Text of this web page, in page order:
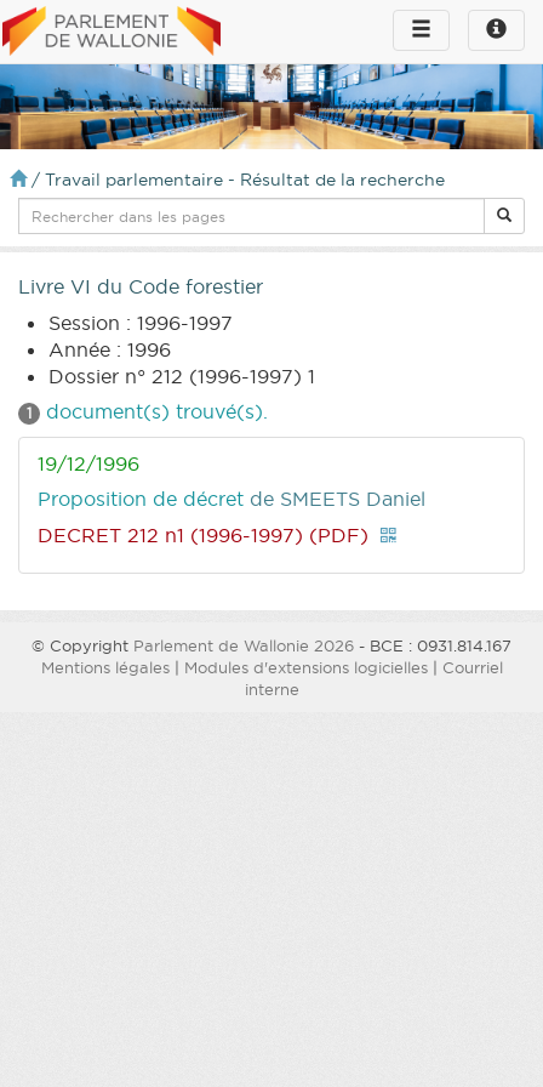
Toggle
infos
Toggle
navigation
/ Travail parlementaire - Résultat de la recherche
Livre VI du Code forestier
Session : 1996-1997
Année : 1996
Dossier n° 212 (1996-1997) 1
1 document(s) trouvé(s).
19/12/1996
Proposition de décret de SMEETS Daniel
DECRET 212 n1 (1996-1997) (PDF)
© Copyright Parlement de Wallonie 2026 - BCE : 0931.814.167
Mentions légales| Modules d'extensions logicielles| Courriel
interne